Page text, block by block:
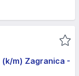
m) Zagranica -